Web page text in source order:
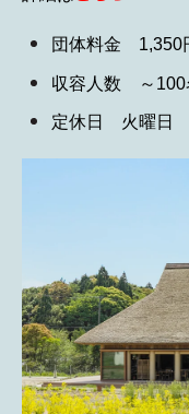
団体料金 1,350
収容人数 ～100
定休日 火曜日